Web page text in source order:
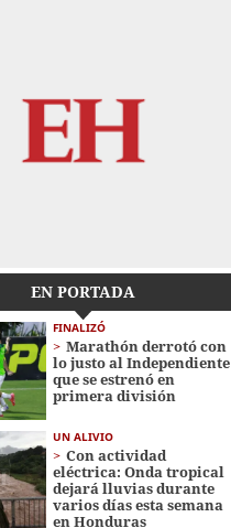
EN PORTADA
FINALIZÓ
Marathón derrotó con
lo justo al Independiente
que se estrenó en
primera división
UN ALIVIO
Con actividad
eléctrica: Onda tropical
dejará lluvias durante
varios días esta semana
en Honduras